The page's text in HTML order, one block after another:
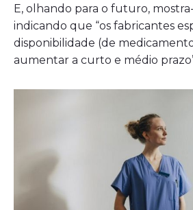
E, olhando para o futuro,
indicando que “os fabricantes
disponibilidade (de
aumentar a curto e médio